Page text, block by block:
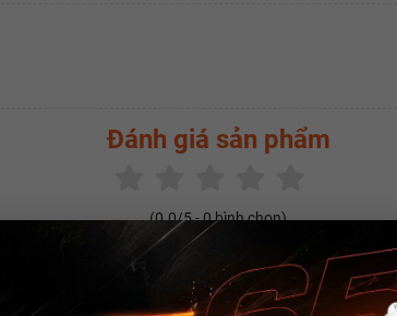
Đánh giá sản phẩm
(0.0/5 -0bình chọn)
SẢN PHẨM CÙNG LOẠI